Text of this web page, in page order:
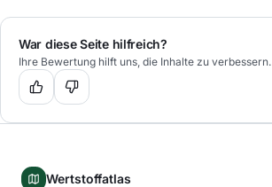
War diese Seite hilfreich?
Ihre Bewertung hilft uns, die Inhalte zu verbessern.
Wertstoffatlas